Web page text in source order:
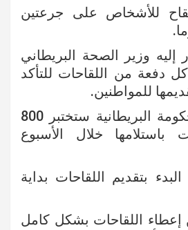
للأشخاص على جرعتين
إليه وزير الصحة البريطاني
دفعة من اللقاحات للتأكد
للمواطنين.
وهذا يعني أن الحكومة البريطانية ستختبر 800
خلال الأسبوع
بتقديم اللقاحات بداية
إعطاء اللقاحات بشكل كامل